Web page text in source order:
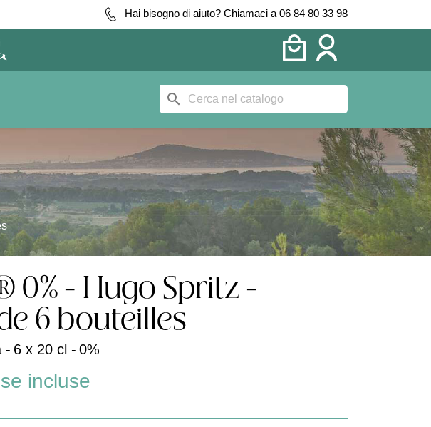
Hai bisogno di aiuto? Chiamaci a 06 84 80 33 98
search
0% - Hugo Spritz -
6 bouteilles
- 6 x 20 cl - 0%
incluse